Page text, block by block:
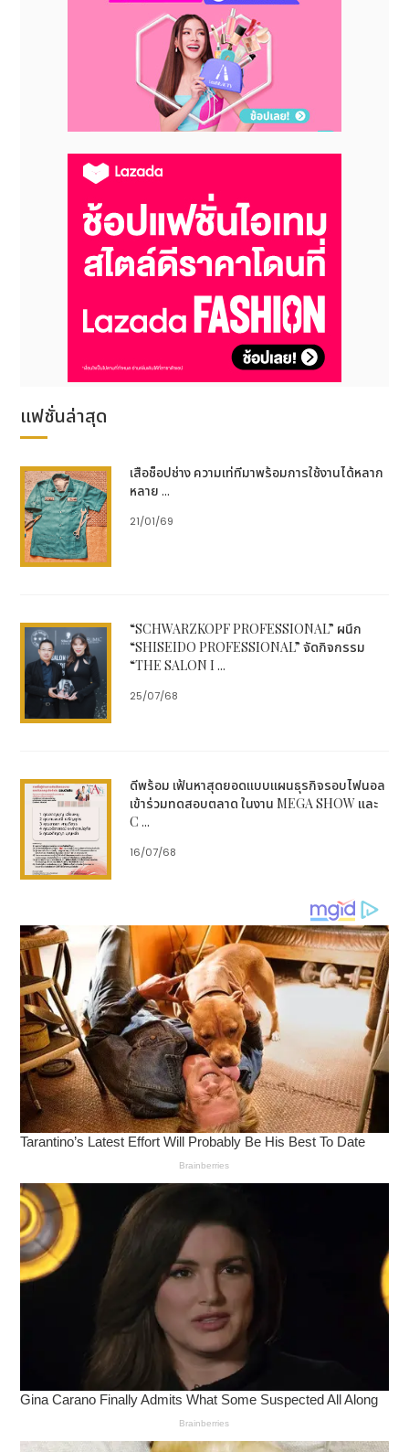
แบบ ตัวเครื่องมาพร้อมกับเทคโนโลยีการเชื่อมรุ่นใหม่ล่าสุด
ที่จะทำให้งานเชื่อมและงานซ่อมเป็นไปอย่างรวดเร็วและ
5. HyCeram® Hybrid Ceramic Compound:
Hyceram สีเซรามิคเงางามคุณภาพสูงจากบริษัท
Invicon ประเทศออสเตรีย เป็นสารประกอบไฮบริดที่มีส่วน
ผสมของเซรามิกสูงถึง 70% และสารประกอบโพลิเมอร์
สามารถใช้กับงานลงสีได้ทุกรูปแบบ โดยเฉพาะงานเครื่อง
ประดับ เนื่องจากคุณสมบัติพิเศษที่มีส่วน ประกอบเซรามิก
สูง จึงมีความแข็งถึง 410 N/mm² ทำให้สี Hyceram มี
ความเงางามและทนทานอย่างมาก
ทั้งนี้ บริษัทฯ จะทำการเปิดตัวสินค้าใหม่ดังกล่าว
Jewellery & Gem ASEAN BANGKOK"
(JGAB) หรือ จิวเวลรี่แอนด์เจม อาเซียน แบงค็อค
2023 ครั้งแรกในประเทศไทย ซึ่งจะจัดขึ้นระหว่างวันที่ 26
ชาติสิริกิติ์ซึ่งนับเป็นอีกหนึ่งช่องทางที่บริษัทฯ สามารถ
แนะนำสินค้าแก่ลูกค้าได้ เนื่องจากสินค้าของบริษัทฯ เป็น
เรื่องเกี่ยวกับนวัตกรรม เทคโนโลยี และมีความจำเป็นอย่าง
ยิ่งที่ต้องให้ผู้ประกอบการมาเยี่ยมชมและสัมผัสสินค้าได้จริง
"เรายังคงให้ความสำคัญกับตลาดที่ทำได้ดีอย่าง
ประเทศไทย เนื่องจากเป็นตลาดที่มีศักยภาพและยังมีโอกาส
โดยเฉพาะการที่อุตสาหกรรมอัญมณีและเครื่องประดับของ
งานยังจะเติบโตอีกแน่นอน ซึ่งบริษัทมีชื่อเสียงที่มีความ
แข็งแกร่งและเชื่อว่าเป็นเบอร์หนึ่งในด้านนี้อีกด้วย"นายโร
เจอร์ กล่าว
20-30% ได้แก่ เมียนมา กัมพูชา และเวียดนาม เป็นการ
ดำเนินธุรกิจผ่านตัวแทนจำหน่าย โดยประเทศเมียนมาและ
กัมพูชายังเป็นตลาดที่ค่อนข้างใหม่ ต้องการเครื่องมือที่มี
เทคโนโลยีเข้าไปตอบโจทย์ ซึ่งตลาดมีแนวโน้มการเติบโตที่ดี
เพราะผู้บริโภคมีกำลังซื้อ ส่วนเวียดนามการแข่งขันค่อนข้าง
สูง และสภาพตลาดมีความใกล้เคียงกับประเทศไทย
ณ. โอกาสเดียวกันนี้ บริษัทเกซซ์ไวน์สยามขอแนะนำผู้
บริหารท่านใหม่อีกหนึ่งท่าน ที่มารับตำแหน่ง แชร์แมนเป็น
ผู้บริหารสูงสุดของบริษัทคุณฟาริเดห์ ชาริฟี เกซซ์ไวน์
(Farideh Sharifi Gesswein)ดำรงตำแหน่งแชร์
แมน (Chairman) ของบริษัทเกซซ์ไวน์ในปี 2565 ต่อ
จากแชร์แมนคนก่อนผู้เป็นสามีและได้ล่วงลับจากโลกนี้ไป
ก่อนหน้านี้ เมื่อ 31 กค 2563
บริษัท เกซซ์ไวน์สยาม จำกัด ก่อตั้งในปี 2532 โดยมี
วัตถุประสงค์ที่จะนำเข้า เครื่องมือ เครื่องจักร วัสดุสิ้น
เปลืองและวัตถุดิบต่าสงๆที่มีคุณภาพ สำหรับอุตสาหกรรม
อัญมณีและเครื่องประดับ จากบริษัทแม่ เกซซ์ไวน์ ใน
สหรัฐอเมริกา และจากประเทศในยุโรป มาสู่ช่างอัญมณี
และบุคคลทั่วไป สำหรับประเทศไทยและกลุ่มประเทศเอเซีย
ตะวันออกเฉียงใต้ ด้วยสินค้าที่มีคุณภาพ และด้วย
เทคโนโลยีที่ทันสมัย เราเชื่อว่าจะพัฒนาศักยภาพ
อุตสาหกรรมอัญมณี และเครื่องประดับในประเทศไทย และ
ประเทศใกล้เคียง ให้เติบโตได้อย่างมั่นคงในตลาดโลก เรา
นำเข้าเครื่องจักร เครื่องมือ อุปกรณ์ และวัตถุดิบในการ
ผลิตมากกว่า 8,000 รายการ โดยคัดสรรจากผู้ผลิต
คุณภาพ กว่า 200 ผู้ผลิตทั่วโลก โดยสินค้าเกซซ์ไวน์ทุกชิ้น
เป็นสินค้าคุณภาพชั้นเลิศและด้วยบริการที่ดีที่สุดเพื่อความ
โดยยึดหลักเกซซ์ไวน์ที่ว่า "ลูกค้าคือคน
สำคัญที่สุดในธุรกิจของเรา ถ้าไม่มีลูกค้า ก็ไม่มีเรา"
แฟชั่นล่าสุด
เสื้อช็อปช่าง ความเท่ที่มาพร้อมการใช้งานได้หลาก
หลาย ...
21/01/69
“SCHWARZKOPF PROFESSIONAL” ผนึก
“SHISEIDO PROFESSIONAL” จัดกิจกรรม
“THE SALON I ...
25/07/68
ดีพร้อม เฟ้นหาสุดยอดแบบแผนธุรกิจรอบไฟนอล
เข้าร่วมทดสอบตลาด ในงาน MEGA SHOW และ
C ...
16/07/68